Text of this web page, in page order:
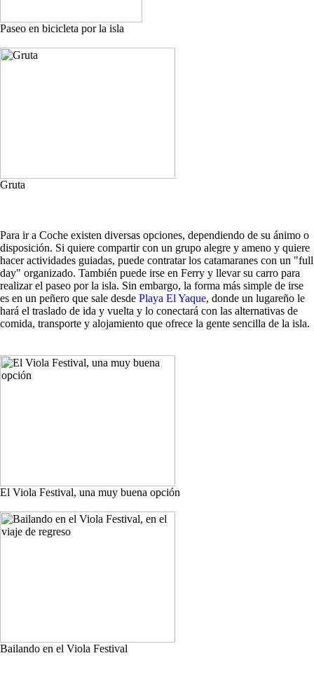
Paseo en bicicleta por la isla
Gruta
Para ir a Coche existen diversas opciones, dependiendo de su ánimo o
disposición. Si quiere compartir con un grupo alegre y ameno y quiere
hacer actividades guiadas, puede contratar los catamaranes con un "full
day" organizado. También puede irse en Ferry y llevar su carro para
realizar el paseo por la isla. Sin embargo, la forma más simple de irse
es en un peñero que sale desde Playa El Yaque, donde un lugareño le
hará el traslado de ida y vuelta y lo conectará con las alternativas de
comida, transporte y alojamiento que ofrece la gente sencilla de la isla.
El Viola Festival, una muy buena opción
Bailando en el Viola Festival